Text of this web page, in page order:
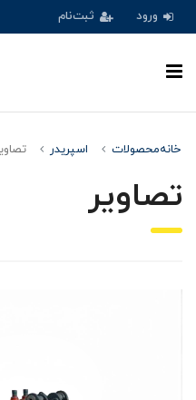
ورود ثبت‌نام
خانهمحصولات اسپریدر
تصاویر